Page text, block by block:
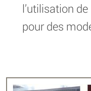
l’utilisation
pour des